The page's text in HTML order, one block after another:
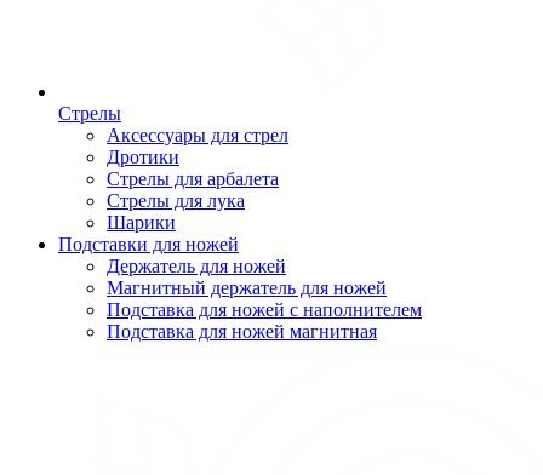
Стрелы
Аксессуары для стрел
Дротики
Стрелы для арбалета
Стрелы для лука
Шарики
Подставки для ножей
Держатель для ножей
Магнитный держатель для ножей
Подставка для ножей с наполнителем
Подставка для ножей магнитная